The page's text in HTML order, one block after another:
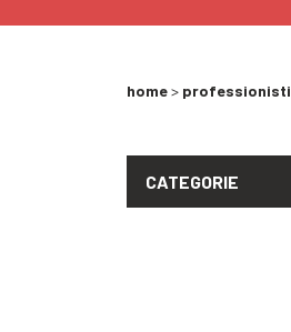
home> professionisti
CATEGORIE